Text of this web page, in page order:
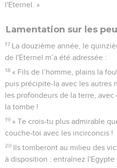
l'Eternel. »
Lamentation sur les
17 La douzième année, le
de l'Eternel m’a été adressée :
18 « Fils de l’homme, plains la
puis précipite-la avec les autres
les profondeurs de la terre,
la tombe !
19 » Te crois-tu plus admirable
couche-toi avec les incirconcis !
20 Ils tomberont au milieu des
à disposition : entraînez